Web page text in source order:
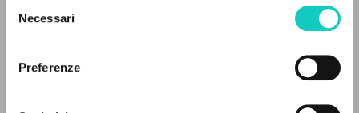
delNecessari
Preferenze
Cooperativa Editoriale Nuovo Mondo
2009
Pages: 1